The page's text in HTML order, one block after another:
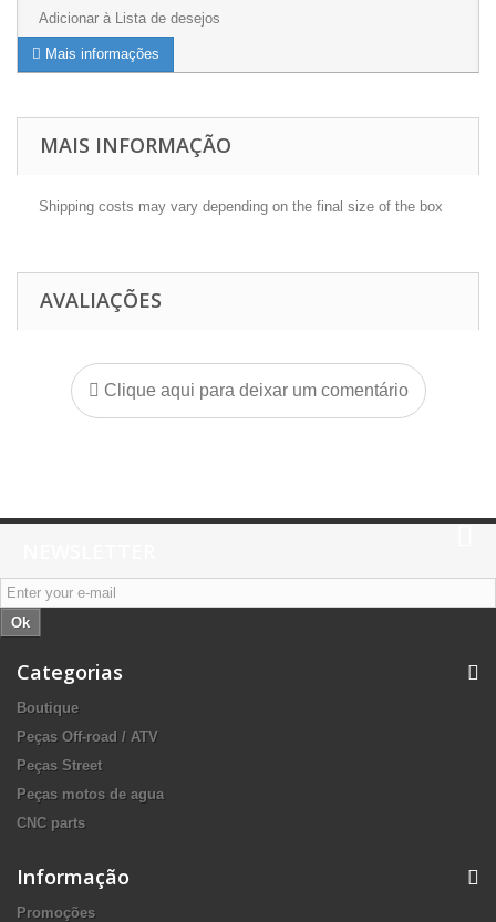
Adicionar à Lista de desejos
Mais informações
MAIS INFORMAÇÃO
Shipping costs may vary depending on the final size of the box
AVALIAÇÕES
Clique aqui para deixar um comentário
Ok
Categorias
Boutique
Peças Off-road / ATV
Peças Street
Peças motos de agua
CNC parts
Informação
Promoções